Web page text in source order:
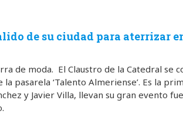
de su ciudad para aterrizar
de moda. El Claustro de la Catedral se
pasarela ‘Talento Almeriense’. Es la
y Javier Villa, llevan su gran evento